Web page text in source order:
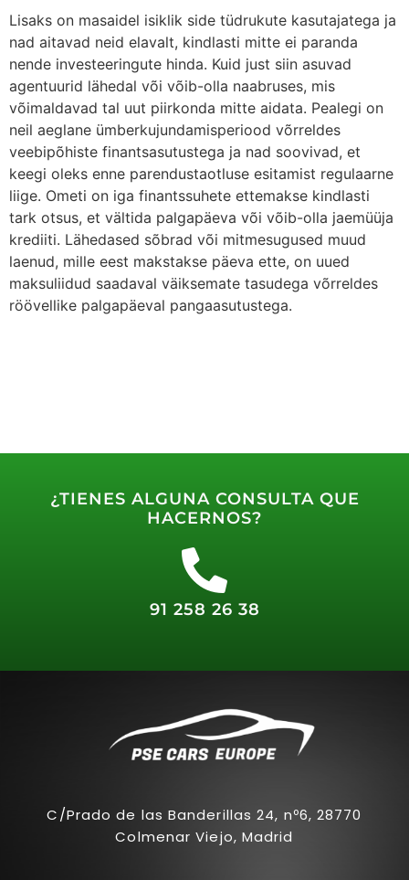
Lisaks on masaidel isiklik side tüdrukute kasutajatega ja
nad aitavad neid elavalt, kindlasti mitte ei paranda
nende investeeringute hinda. Kuid just siin asuvad
agentuurid lähedal või võib-olla naabruses, mis
võimaldavad tal uut piirkonda mitte aidata. Pealegi on
neil aeglane ümberkujundamisperiood võrreldes
veebipõhiste finantsasutustega ja nad soovivad, et
keegi oleks enne parendustaotluse esitamist regulaarne
liige. Ometi on iga finantssuhete ettemakse kindlasti
tark otsus, et vältida palgapäeva või võib-olla jaemüüja
krediiti. Lähedased sõbrad või mitmesugused muud
laenud, mille eest makstakse päeva ette, on uued
maksuliidud saadaval väiksemate tasudega võrreldes
röövellike palgapäeval pangaasutustega.
¿TIENES ALGUNA CONSULTA QUE
HACERNOS?
91 258 26 38
C/Prado de las Banderillas 24, nº6, 28770
Colmenar Viejo, Madrid